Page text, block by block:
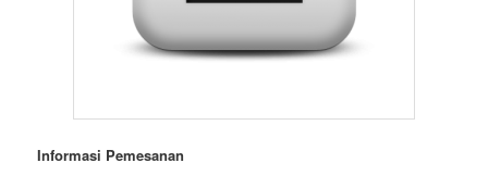
Informasi Pemesanan